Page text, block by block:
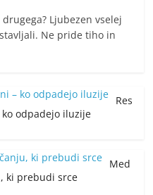
Ljubezen vselej
Ne pride tiho in
Res
odpadejo iluzije
Med
ki prebudi srce